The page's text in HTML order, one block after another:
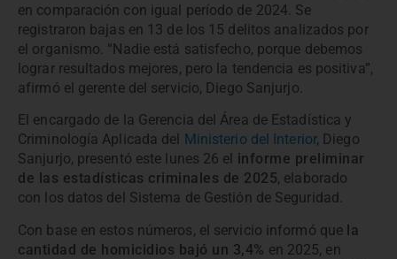
en comparación con igual período de 2024. Se
registraron bajas en 13 de los 15 delitos analizados por
el organismo. “Nadie está satisfecho, porque debemos
lograr resultados mejores, pero la tendencia es positiva”,
afirmó el gerente del servicio, Diego Sanjurjo.
El encargado de la Gerencia del Área de Estadística y
Criminología Aplicada del
Ministerio del Interior, Diego
Sanjurjo, presentó este lunes 26 el informe preliminar
de las estadísticas criminales de 2025, elaborado
con los datos del Sistema de Gestión de Seguridad.
Con base en estos números, el servicio informó que la
cantidad de homicidios bajó un 3,4% en 2025, en